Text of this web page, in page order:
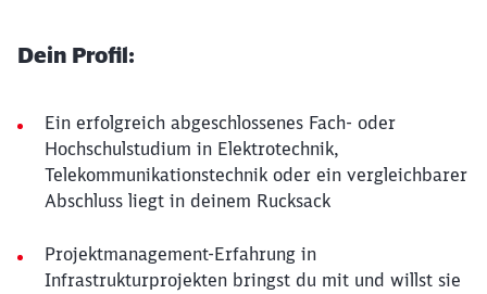
Dein Profil:
Ein erfolgreich abgeschlossenes Fach- oder
Hochschulstudium in Elektrotechnik,
Telekommunikationstechnik oder ein vergleichbarer
Abschluss liegt in deinem Rucksack
Projektmanagement-Erfahrung in
Infrastrukturprojekten bringst du mit und willst sie